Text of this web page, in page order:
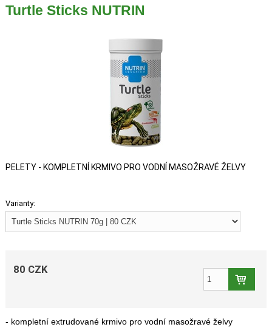
Turtle Sticks NUTRIN
PELETY - KOMPLETNÍ KRMIVO PRO VODNÍ MASOŽRAVÉ ŽELVY
Varianty:
80 CZK
- kompletní extrudované krmivo pro vodní masožravé želvy